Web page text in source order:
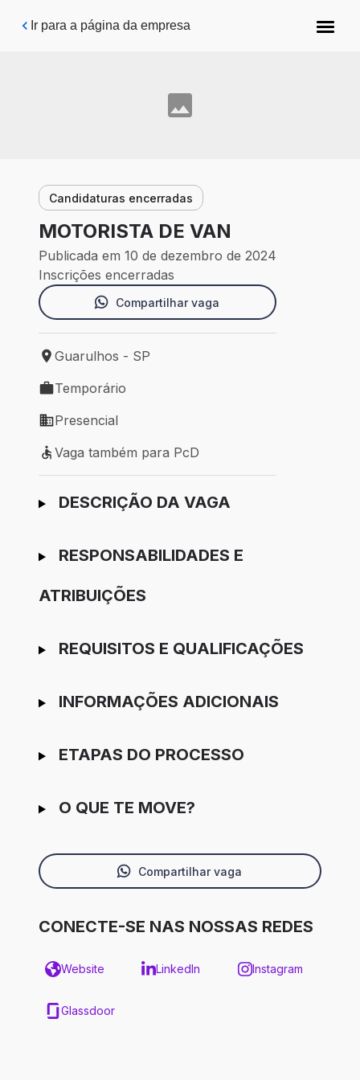
Pular para o conteúdo principal
Ir para a página da empresa
Candidaturas encerradas
MOTORISTA DE VAN
Publicada em 10 de dezembro de 2024
Inscrições encerradas
Compartilhar vaga
Local de trabalho: Guarulhos - SP
Guarulhos - SP
Tipo de vaga: Temporário
Temporário
Modelo de trabalho: Presencial
Presencial
Vaga também para PcD
Vaga também para PcD
Ir para candidatura
DESCRIÇÃO DA VAGA
RESPONSABILIDADES E
ATRIBUIÇÕES
REQUISITOS E QUALIFICAÇÕES
INFORMAÇÕES ADICIONAIS
ETAPAS DO PROCESSO
O QUE TE MOVE?
Compartilhar vaga
CONECTE-SE NAS NOSSAS REDES
Website LinkedIn Instagram
Glassdoor